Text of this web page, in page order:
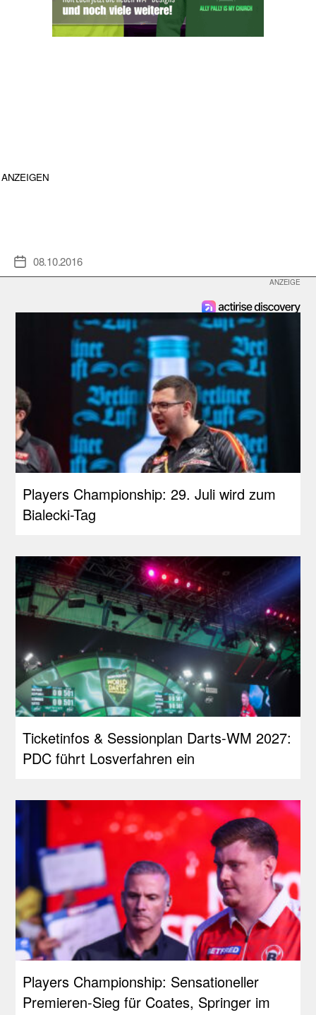
ANZEIGEN
Veröffentlichungsdatum
08.10.2016
Players Championship: 29. Juli wird zum
Bialecki-Tag
Ticketinfos & Sessionplan Darts-WM 2027:
PDC führt Losverfahren ein
Players Championship: Sensationeller
Premieren-Sieg für Coates, Springer im